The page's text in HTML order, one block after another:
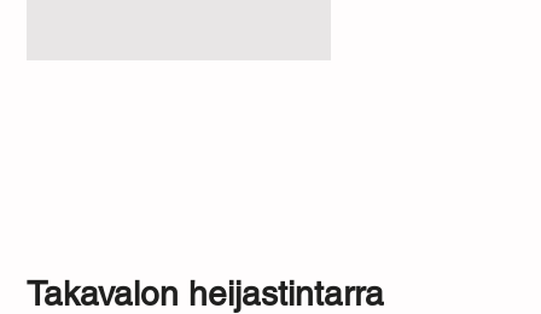
Takavalon heijastintarra